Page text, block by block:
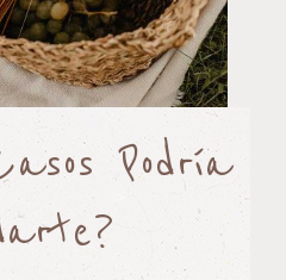
Podría